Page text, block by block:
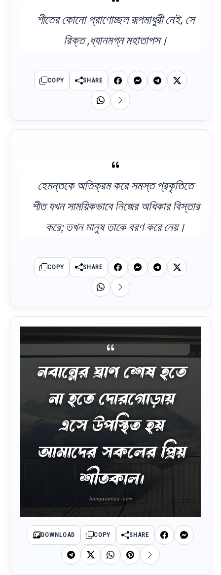
শীতের কোনো প্রাণোচ্ছল রূপমাধুরী নেই, সে
রিক্ত ,ধ্যানমগ্ন মহাতাপস।
COPY SHARE
হেমন্তকে অতিক্রম করে সমস্ত প্রকৃতিতে
শীত যখন সাময়িকভাবে নিজের অধিকার বিস্তার
করে; তখন মানুষ তাকে বরণ করে নেয়।
COPY SHARE
নবান্নের ঘ্রাণ শেষ হতে
না হতে দোরগোড়ায়
এসে উপস্থিত হয়
আমাদের সকলের প্রিয়
শীতকাল।
DOWNLOAD COPY SHARE